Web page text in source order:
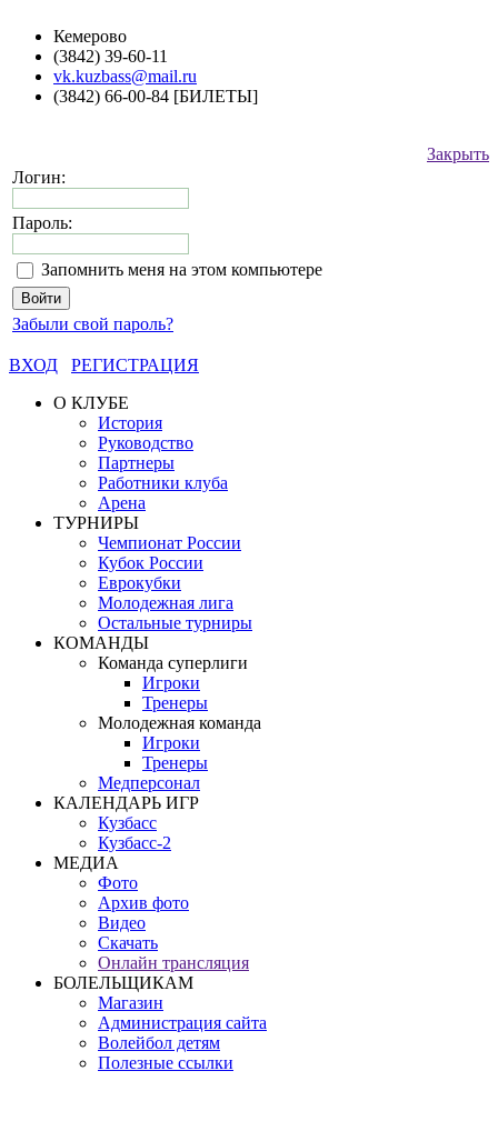
Кемерово
(3842) 39-60-11
vk.kuzbass@mail.ru
(3842) 66-00-84 [БИЛЕТЫ]
Закрыть
Логин:
Пароль:
Запомнить меня на этом компьютере
Забыли свой пароль?
ВХОД
РЕГИСТРАЦИЯ
О КЛУБЕ
История
Руководство
Партнеры
Работники клуба
Арена
ТУРНИРЫ
Чемпионат России
Кубок России
Еврокубки
Молодежная лига
Остальные турниры
КОМАНДЫ
Команда суперлиги
Игроки
Тренеры
Молодежная команда
Игроки
Тренеры
Медперсонал
КАЛЕНДАРЬ ИГР
Кузбасс
Кузбасс-2
МЕДИА
Фото
Архив фото
Видео
Скачать
Онлайн трансляция
БОЛЕЛЬЩИКАМ
Магазин
Администрация сайта
Волейбол детям
Полезные ссылки